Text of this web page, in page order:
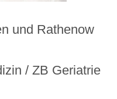
und Rathenow
/ ZB Geriatrie